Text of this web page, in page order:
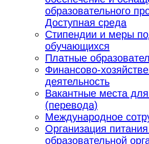
образовательного
Доступная среда
Стипендии и меры
обучающихся
Платные
Финансово-
деятельность
Вакантные места
(перевода)
Международное
Организация
образовательной